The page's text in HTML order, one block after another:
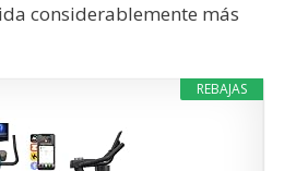
considerablemente más
REBAJAS